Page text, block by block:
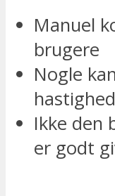
Manuel
brugere
Nogle
Ikke den
er godt